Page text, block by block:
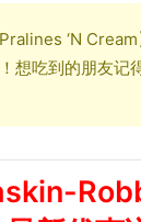
Pralines ‘N
想吃到的朋友记